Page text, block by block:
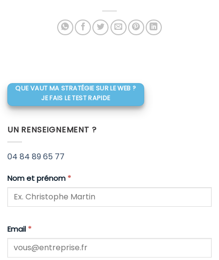
QUE VAUT MA STRATÉGIE SUR LE WEB ?
JE FAIS LE TEST RAPIDE
UN RENSEIGNEMENT ?
04 84 89 65 77
Nom et prénom *
Email *